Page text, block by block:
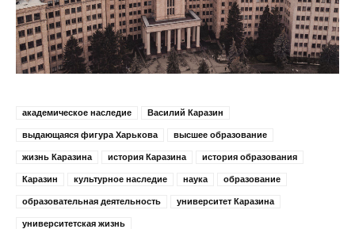
академическое наследие Василий Каразин
выдающаяся фигура Харькова высшее образование
жизнь Каразина история Каразина история образования
Каразин культурное наследие наука образование
образовательная деятельность университет Каразина
университетская жизнь